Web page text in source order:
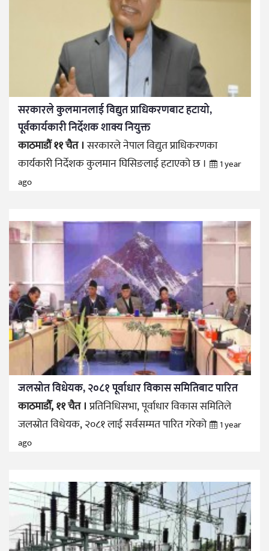
सरकारले कुलमानलाई विद्युत प्राधिकरणबाट हटायो,
पूर्वकार्यकारी निर्देशक शाक्य नियुक्त
काठमाडौं ११ चैत ।सरकारले नेपाल विद्युत प्राधिकरणका
कार्यकारी निर्देशक कुलमान घिसिङलाई हटाएको छ ।
1 year
ago
जलस्रोत विधेयक, २०८१ पूर्वाधार विकास समितिबाट पारित
काठमाडौँ, ११ चैत ।प्रतिनिधिसभा, पूर्वाधार विकास समितिले
जलस्रोत विधेयक, २०८१ लाई सर्वसम्मत पारित गरेको
1 year
ago